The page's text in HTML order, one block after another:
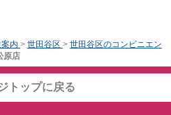
内 > 世田谷区 > 世田谷区のコンビニエン
原店
トップに戻る